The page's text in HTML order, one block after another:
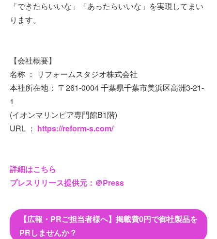
「できたらいいな」「あったらいいな」を実現してまい
ります。
【会社概要】
名称 ： リフォームスタジオ株式会社
本社所在地： 〒261-0004 千葉県千葉市美浜区高洲3-21-
1
(イオンマリンピア専門館B1階)
URL ： https://reform-s.com/
詳細はこちら
プレスリリース提供元：＠Press
【広報・PRご担当者様へ】掲載費0円で御社製品を
PRしませんか？